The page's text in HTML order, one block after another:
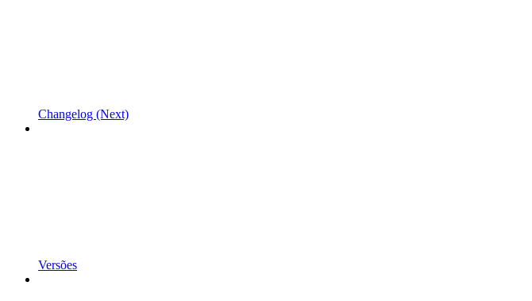
Changelog (Next)
Versões